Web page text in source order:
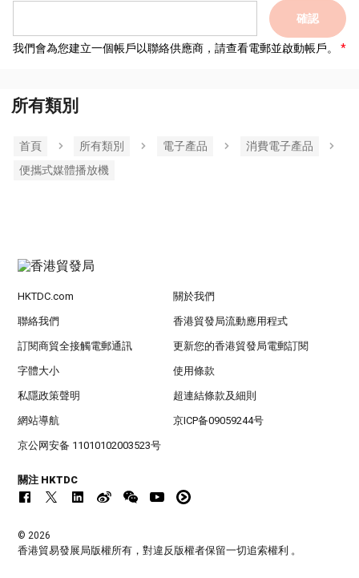
確認
我們會為您建立一個帳戶以聯絡供應商，請查看電郵並啟動帳戶。
所有類別
首頁 所有類別 電子產品
消費電子產品
便攜式媒體播放機
HKTDC.com 關於我們
聯絡我們 香港貿發局流動應用程式
訂閱商貿全接觸電郵通訊 更新您的香港貿發局電郵訂閱
字體大小 使用條款
私隱政策聲明 超連結條款及細則
網站導航 京ICP备09059244号
京公网安备 11010102003523号
關注 HKTDC
© 2026
香港貿易發展局版權所有，對違反版權者保留一切追索權利 。